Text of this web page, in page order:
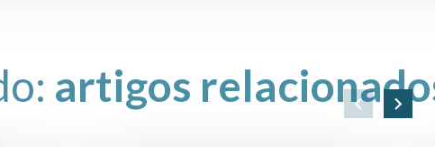
artigos